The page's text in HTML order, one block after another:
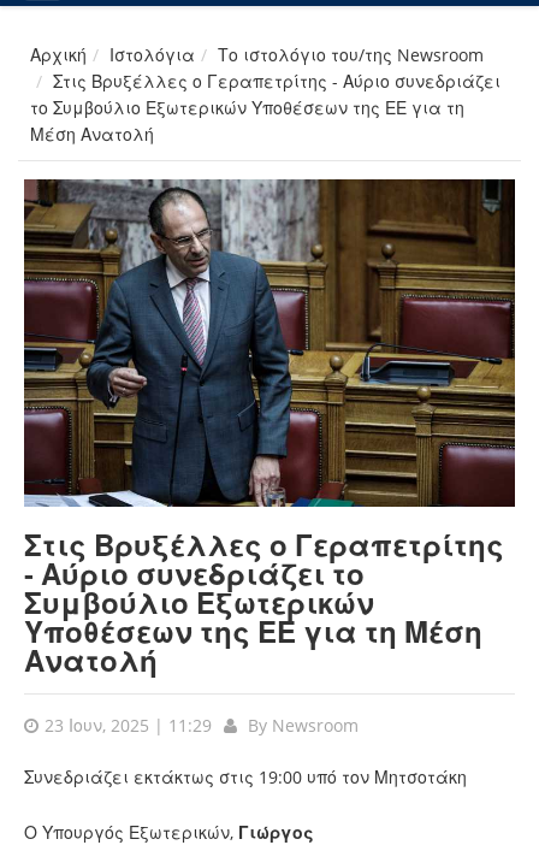
Αρχική Ιστολόγια
Το ιστολόγιο του/της Newsroom
Στις Βρυξέλλες ο Γεραπετρίτης - Αύριο συνεδριάζει
το Συμβούλιο Εξωτερικών Υποθέσεων της ΕΕ για τη
Μέση Ανατολή
Στις Βρυξέλλες ο Γεραπετρίτης
- Αύριο συνεδριάζει το
Συμβούλιο Εξωτερικών
Υποθέσεων της ΕΕ για τη Μέση
Ανατολή
23 Ιουν, 2025 | 11:29 By Newsroom
Συνεδριάζει εκτάκτως στις 19:00 υπό τον Μητσοτάκη
Ο Υπουργός Εξωτερικών, Γιώργος